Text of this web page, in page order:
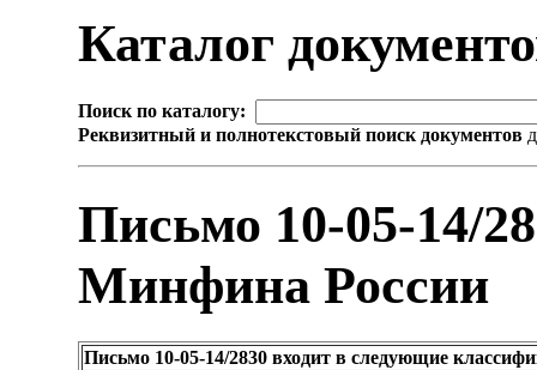
Каталог
Поиск по каталогу:
Реквизитный и полнотекстовый поиск документов
Письмо 10-05-14/
Минфина России
Письмо 10-05-14/2830 входит в следующие